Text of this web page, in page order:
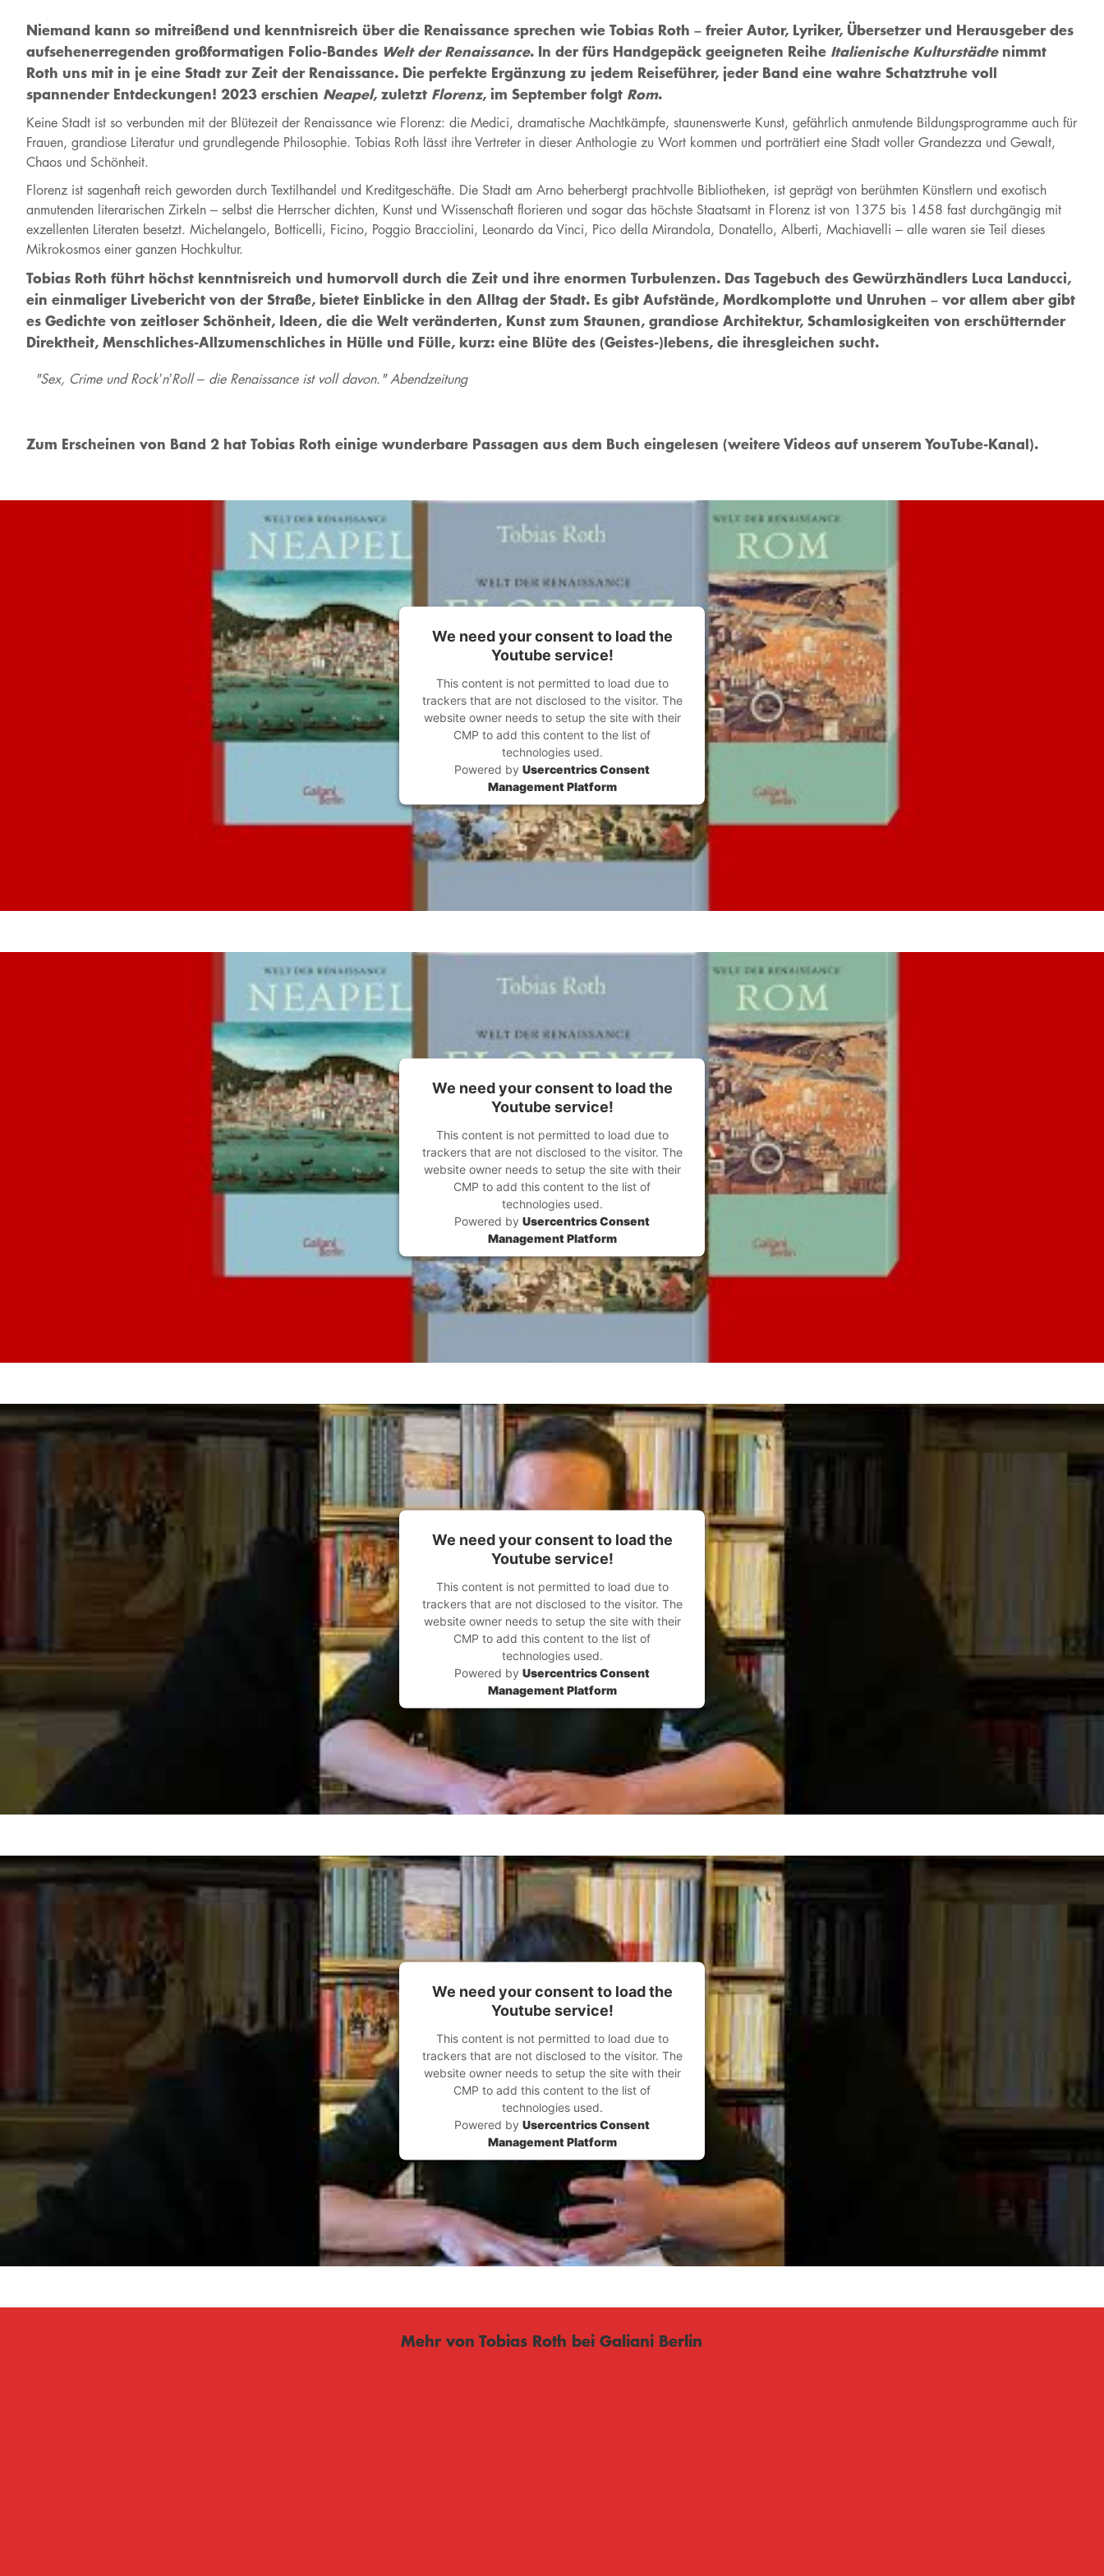
Niemand kann so mitreißend und kenntnisreich über die Renaissance sprechen wie Tobias Roth – freier Autor, Lyriker, Übersetzer und Herausgeber des
aufsehenerregenden großformatigen Folio-Bandes Welt der Renaissance. In der fürs Handgepäck geeigneten ReiheItalienische Kulturstädtenimmt
Roth uns mit in je eine Stadt zur Zeit der Renaissance. Die perfekte Ergänzung zu jedem Reiseführer, jeder Band eine wahre Schatztruhe voll
spannender Entdeckungen! 2023 erschien Neapel, zuletzt Florenz, im September folgt Rom.
Keine Stadt ist so verbunden mit der Blütezeit der Renaissance wie Florenz: die Medici, dramatische Machtkämpfe, staunenswerte Kunst, gefährlich anmutende Bildungsprogramme auch für
Frauen, grandiose Literatur und grundlegende Philosophie. Tobias Roth lässt ihre Vertreter in dieser Anthologie zu Wort kommen und porträtiert eine Stadt voller Grandezza und Gewalt,
Chaos und Schönheit.
Florenz ist sagenhaft reich geworden durch Textilhandel und Kreditgeschäfte. Die Stadt am Arno beherbergt prachtvolle Bibliotheken, ist geprägt von berühmten Künstlern und exotisch
anmutenden literarischen Zirkeln – selbst die Herrscher dichten, Kunst und Wissenschaft florieren und sogar das höchste Staatsamt in Florenz ist von 1375 bis 1458 fast durchgängig mit
exzellenten Literaten besetzt. Michelangelo, Botticelli, Ficino, Poggio Bracciolini, Leonardo da Vinci, Pico della Mirandola, Donatello, Alberti, Machiavelli – alle waren sie Teil dieses
Mikrokosmos einer ganzen Hochkultur.
Tobias Roth führt höchst kenntnisreich und humorvoll durch die Zeit und ihre enormen Turbulenzen. Das Tagebuch des Gewürzhändlers Luca Landucci,
ein einmaliger Livebericht von der Straße, bietet Einblicke in den Alltag der Stadt. Es gibt Aufstände, Mordkomplotte und Unruhen – vor allem aber gibt
es Gedichte von zeitloser Schönheit, Ideen, die die Welt veränderten, Kunst zum Staunen, grandiose Architektur, Schamlosigkeiten von erschütternder
Direktheit, Menschliches-Allzumenschliches in Hülle und Fülle, kurz: eine Blüte des (Geistes-)lebens, die ihresgleichen sucht.
"Sex, Crime und Rock’n’Roll – die Renaissance ist voll davon." Abendzeitung
Zum Erscheinen von Band 2 hat Tobias Roth einige wunderbare Passagen aus dem Buch eingelesen (weitere Videos auf unserem YouTube-Kanal).
We need your consent to load the
Youtube service!
This content is not permitted to load due to
trackers that are not disclosed to the visitor. The
website owner needs to setup the site with their
CMP to add this content to the list of
technologies used.
Powered by Usercentrics Consent
Management Platform
We need your consent to load the
Youtube service!
This content is not permitted to load due to
trackers that are not disclosed to the visitor. The
website owner needs to setup the site with their
CMP to add this content to the list of
technologies used.
Powered by Usercentrics Consent
Management Platform
We need your consent to load the
Youtube service!
This content is not permitted to load due to
trackers that are not disclosed to the visitor. The
website owner needs to setup the site with their
CMP to add this content to the list of
technologies used.
Powered by Usercentrics Consent
Management Platform
We need your consent to load the
Youtube service!
This content is not permitted to load due to
trackers that are not disclosed to the visitor. The
website owner needs to setup the site with their
CMP to add this content to the list of
technologies used.
Powered by Usercentrics Consent
Management Platform
Mehr von Tobias Roth bei Galiani Berlin